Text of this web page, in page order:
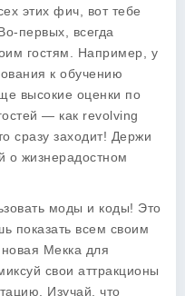
этих фич, вот тебе
первых, всегда
гостям. Например, у
к обучению
высокие оценки по
— как revolving
сразу заходит! Держи
о жизнерадостном
моды и коды! Это
показать всем своим
Мекка для
свои аттракционы
Изучай, что